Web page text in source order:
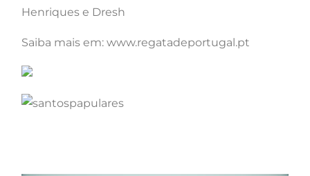
Henriques e Dresh
Saiba mais em: www.regatadeportugal.pt